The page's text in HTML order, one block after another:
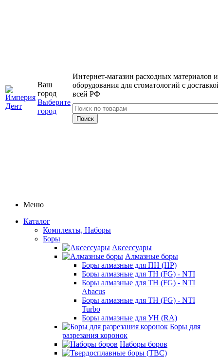
Ваш
город
Выберите
город
Интернет-магазин расходных материалов и
оборудования для стоматологий с
всей РФ
Меню
Каталог
Комплекты, Наборы
Боры
Аксессуары
Алмазные боры
Боры алмазные для ПН (HP)
Боры алмазные для ТН (FG) - NTI
Боры алмазные для ТН (FG) - NTI
Abacus
Боры алмазные для ТН (FG) - NTI
Turbo
Боры алмазные для УН (RA)
Боры для
разрезания коронок
Наборы боров